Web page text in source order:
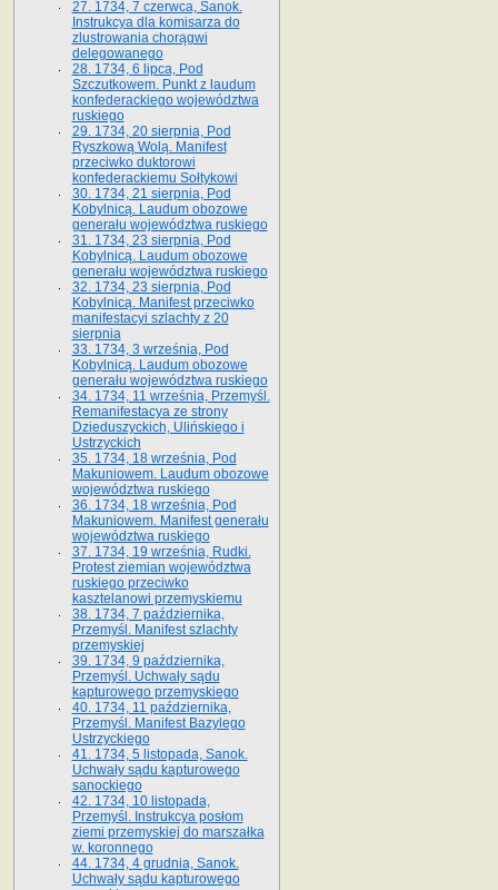
27. 1734, 7 czerwca, Sanok.
Instrukcya dla komisarza do
zlustrowania chorągwi
delegowanego
28. 1734, 6 lipca, Pod
Szczutkowem. Punkt z laudum
konfederackiego województwa
ruskiego
29. 1734, 20 sierpnia, Pod
Ryszkową Wolą. Manifest
przeciwko duktorowi
konfederackiemu Sołtykowi
30. 1734, 21 sierpnia, Pod
Kobylnicą. Laudum obozowe
generału województwa ruskiego
31. 1734, 23 sierpnia, Pod
Kobylnicą. Laudum obozowe
generału województwa ruskiego
32. 1734, 23 sierpnia, Pod
Kobylnicą. Manifest przeciwko
manifestacyi szlachty z 20
sierpnia
33. 1734, 3 września, Pod
Kobylnicą. Laudum obozowe
generału województwa ruskiego
34. 1734, 11 września, Przemyśl.
Remanifestacya ze strony
Dzieduszyckich, Ulińskiego i
Ustrzyckich
35. 1734, 18 września, Pod
Makuniowem. Laudum obozowe
województwa ruskiego
36. 1734, 18 września, Pod
Makuniowem. Manifest generału
województwa ruskiego
37. 1734, 19 września, Rudki.
Protest ziemian województwa
ruskiego przeciwko
kasztelanowi przemyskiemu
38. 1734, 7 października,
Przemyśl. Manifest szlachty
przemyskiej
39. 1734, 9 października,
Przemyśl. Uchwały sądu
kapturowego przemyskiego
40. 1734, 11 października,
Przemyśl. Manifest Bazylego
Ustrzyckiego
41. 1734, 5 listopada, Sanok.
Uchwały sądu kapturowego
sanockiego
42. 1734, 10 listopada,
Przemyśl. Instrukcya posłom
ziemi przemyskiej do marszałka
w. koronnego
44. 1734, 4 grudnia, Sanok.
Uchwały sądu kapturowego